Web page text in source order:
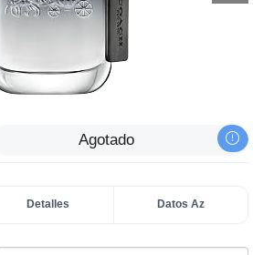
Agotado
Detalles Datos Az